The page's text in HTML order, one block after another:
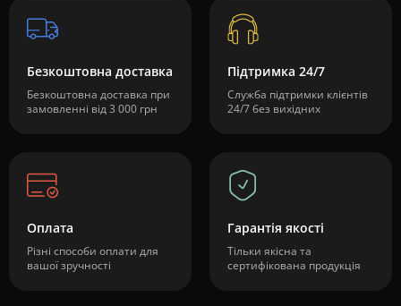
Безкоштовна доставка
Безкоштовна доставка при
замовленні від 3 000 грн
Підтримка 24/7
Служба підтримки клієнтів
24/7 без вихідних
Оплата
Різні способи оплати для
вашої зручності
Гарантія якості
Тільки якісна та
сертифікована продукція